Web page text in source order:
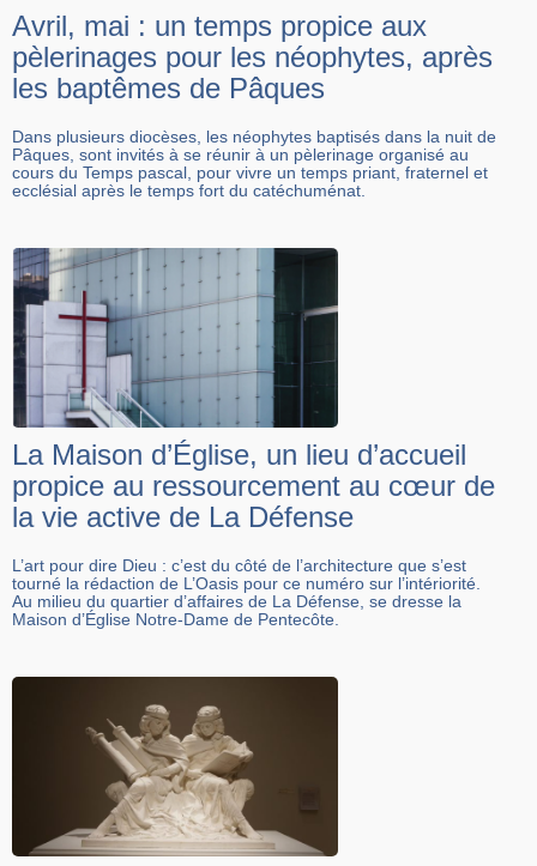
Avril, mai : un temps propice aux
pèlerinages pour les néophytes, après
les baptêmes de Pâques
Dans plusieurs diocèses, les néophytes baptisés dans la nuit de
Pâques, sont invités à se réunir à un pèlerinage organisé au
cours du Temps pascal, pour vivre un temps priant, fraternel et
ecclésial après le temps fort du catéchuménat.
La Maison d’Église, un lieu d’accueil
propice au ressourcement au cœur de
la vie active de La Défense
L’art pour dire Dieu : c’est du côté de l’architecture que s’est
tourné la rédaction de L’Oasis pour ce numéro sur l’intériorité.
Au milieu du quartier d’affaires de La Défense, se dresse la
Maison d’Église Notre-Dame de Pentecôte.